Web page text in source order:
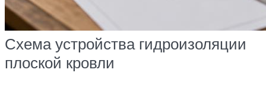
Схема устройства гидроизоляции
плоской кровли